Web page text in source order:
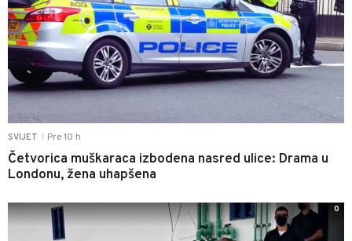
SVIJET Pre 10 h
Četvorica muškaraca izbodena nasred ulice: Drama u
Londonu, žena uhapšena
0